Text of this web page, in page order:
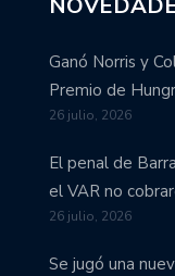
Ganó Norris y
Premio de
26 julio, 2026
El penal de
el VAR no
26 julio, 2026
Se jugó una